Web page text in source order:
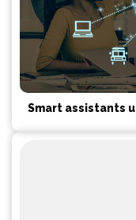
Smart assistants